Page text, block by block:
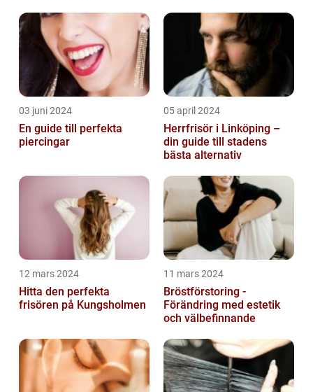
03 juni 2024
En guide till perfekta
piercingar
05 april 2024
Herrfrisör i Linköping –
din guide till stadens
bästa alternativ
12 mars 2024
Hitta den perfekta
frisören på Kungsholmen
11 mars 2024
Bröstförstoring -
Förändring med estetik
och välbefinnande